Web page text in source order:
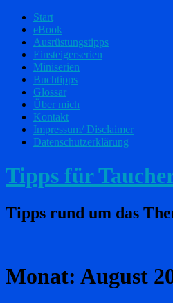
Start
eBook
Ausrüstungstipps
Einsteigerserien
Miniserien
Buchtipps
Glossar
Über mich
Kontakt
Impressum/ Disclaimer
Datenschutzerklärung
Tipps für
Tipps rund um das
Monat: August